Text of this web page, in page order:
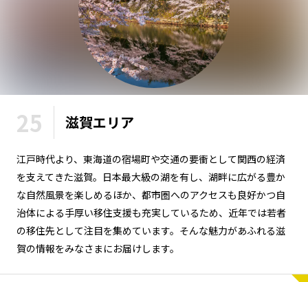
群馬エリア
千葉エリア
東京23区エリア
多摩エリア
新潟エリア
富山エリア
石川エリア
福井エリア
長野エリア
静岡エリア
愛知エリア
三重エリア
滋賀エリア
京都エリア
大阪市エリア
北摂エリア
堺・泉州エリア
河内エリア
兵庫エリア
25 滋賀エリア
江戸時代より、東海道の宿場町や交通の要衝として関西の経済
を支えてきた滋賀。日本最大級の湖を有し、湖畔に広がる豊か
な自然風景を楽しめるほか、都市圏へのアクセスも良好かつ自
治体による手厚い移住支援も充実しているため、近年では若者
の移住先として注目を集めています。そんな魅力があふれる滋
賀の情報をみなさまにお届けします。